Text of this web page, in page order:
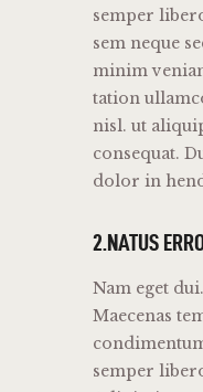
semper
sem neque
minim
tation
nisl. ut
consequat.
dolor in
2.NATUS
Nam eget
Maecenas
semper